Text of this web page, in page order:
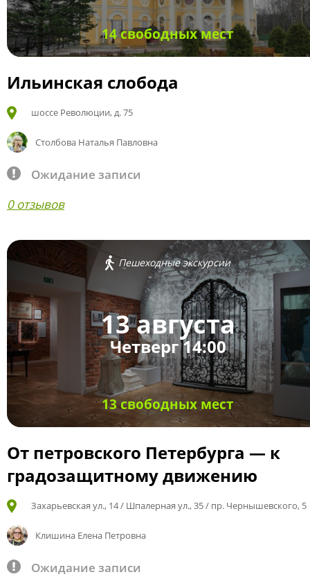
14 свободных мест
Ильинская слобода
шоссе Революции, д. 75
Столбова Наталья Павловна
Ожидание записи
0 отзывов
Пешеходные экскурсии
13 августа
Четверг 14:00
13 свободных мест
От петровского Петербурга — к
градозащитному движению
Захарьевская ул., 14 / Шпалерная ул., 35 / пр. Чернышевского, 5
Клишина Елена Петровна
Ожидание записи